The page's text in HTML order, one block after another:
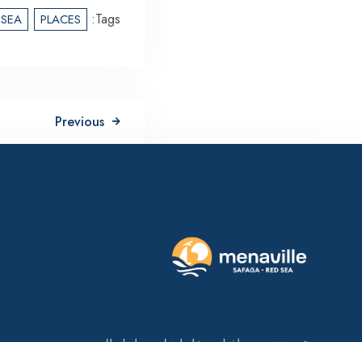
Tags:
PLACES
SEA
Previous